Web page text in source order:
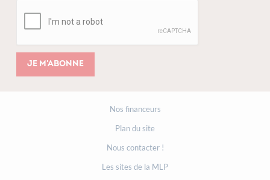
Je m'abonne
Nos financeurs
Plan du site
Nous contacter !
Les sites de la MLP